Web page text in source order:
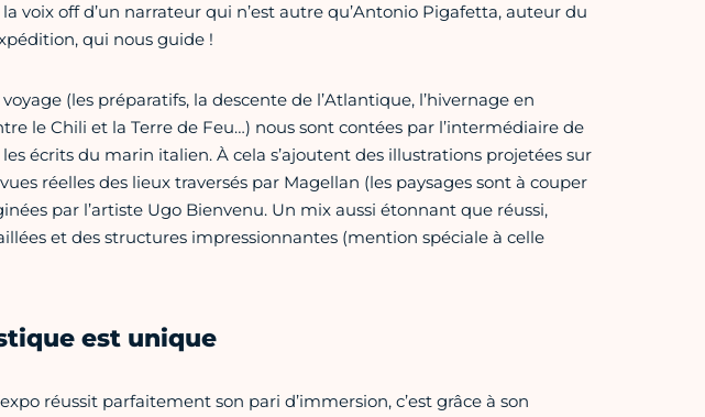
la voix off d’un narrateur qui n’est autre qu’Antonio Pigafetta, auteur du
qui nous guide !
(les préparatifs, la descente de l’Atlantique, l’hivernage en
le Chili et la Terre de Feu…) nous sont contées par l’intermédiaire de
écrits du marin italien. À cela s’ajoutent des illustrations projetées sur
réelles des lieux traversés par Magellan (les paysages sont à couper
par l’artiste Ugo Bienvenu. Un mix aussi étonnant que réussi,
et des structures impressionnantes (mention spéciale à celle
est unique
réussit parfaitement son pari d’immersion, c’est grâce à son